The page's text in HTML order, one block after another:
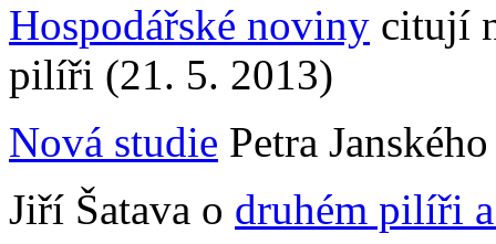
Hospodářské noviny citují
pilíři (21. 5. 2013)
Nová studie Petra
Jiří Šatava o druhém pilíři